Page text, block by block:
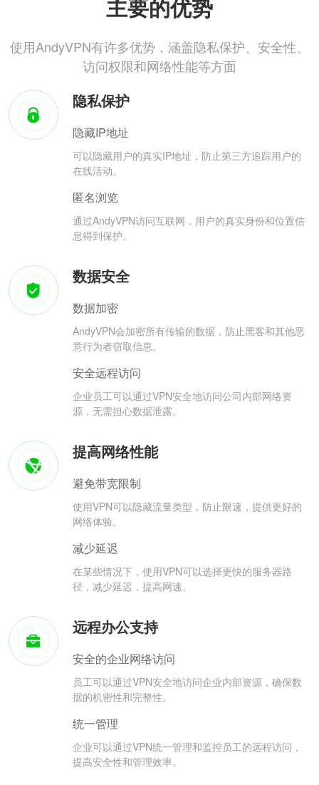
主要的优势
使用AndyVPN有许多优势，涵盖隐私保护、安全性、
访问权限和网络性能等方面
隐私保护
隐藏IP地址
可以隐藏用户的真实IP地址，防止第三方追踪用户的
在线活动。
匿名浏览
通过AndyVPN访问互联网，用户的真实身份和位置信
息得到保护。
数据安全
数据加密
AndyVPN会加密所有传输的数据，防止黑客和其他恶
意行为者窃取信息。
安全远程访问
企业员工可以通过VPN安全地访问公司内部网络资
源，无需担心数据泄露。
提高网络性能
避免带宽限制
使用VPN可以隐藏流量类型，防止限速，提供更好的
网络体验。
减少延迟
在某些情况下，使用VPN可以选择更快的服务器路
径，减少延迟，提高网速。
远程办公支持
安全的企业网络访问
员工可以通过VPN安全地访问企业内部资源，确保数
据的机密性和完整性。
统一管理
企业可以通过VPN统一管理和监控员工的远程访问，
提高安全性和管理效率。